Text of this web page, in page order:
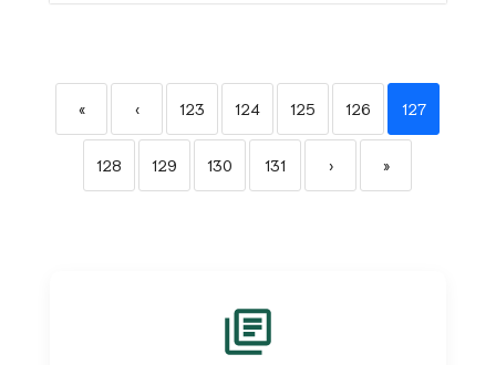
« ‹ 123 124 125 126 127
128 129 130 131 › »